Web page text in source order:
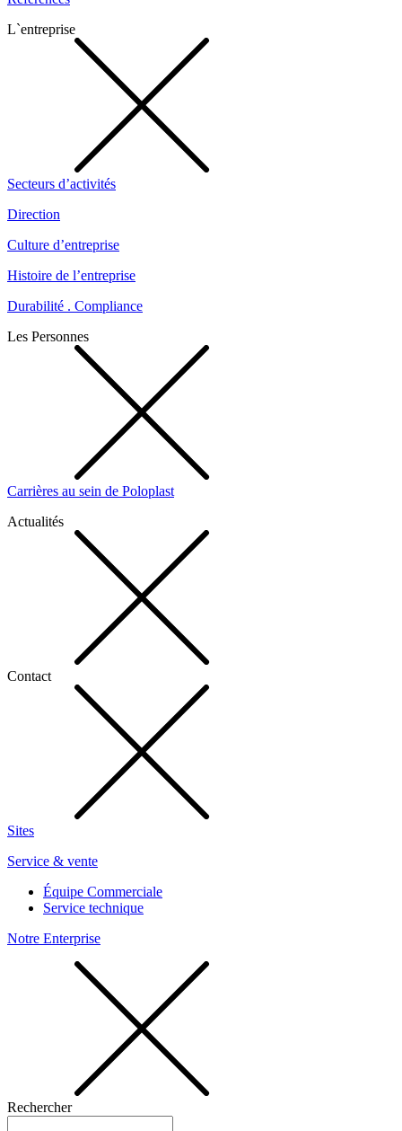
L`entreprise
Secteurs d’activités
Direction
Culture d’entreprise
Histoire de l’entreprise
Durabilité . Compliance
Les Personnes
Carrières au sein de Poloplast
Actualités
Contact
Sites
Service & vente
Équipe Commerciale
Service technique
Notre Enterprise
Rechercher